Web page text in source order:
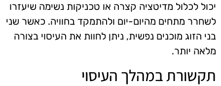
יכול לכלול מדיטציה קצרה או טכניקות נשימה שיעזרו
לשחרר מתחים מהיום-יום ולהתמקד בחוויה. כאשר שני
בני הזוג מוכנים נפשית, ניתן לחוות את העיסוי בצורה
מלאה יותר.
תקשורת במהלך העיסוי